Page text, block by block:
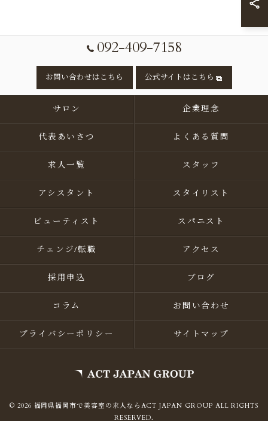
092-409-7158
お問い合わせはこちら 公式サイトはこちら
サロン 企業理念
代表あいさつ よくある質問
求人一覧 スタッフ
アシスタント スタイリスト
ビューティスト スパニスト
チェンジ/転職 アクセス
採用申込 ブログ
コラム お問い合わせ
プライバシーポリシー サイトマップ
© 2026 福岡県福岡市で美容室の求人ならACT JAPAN GROUP ALL RIGHTS
RESERVED.